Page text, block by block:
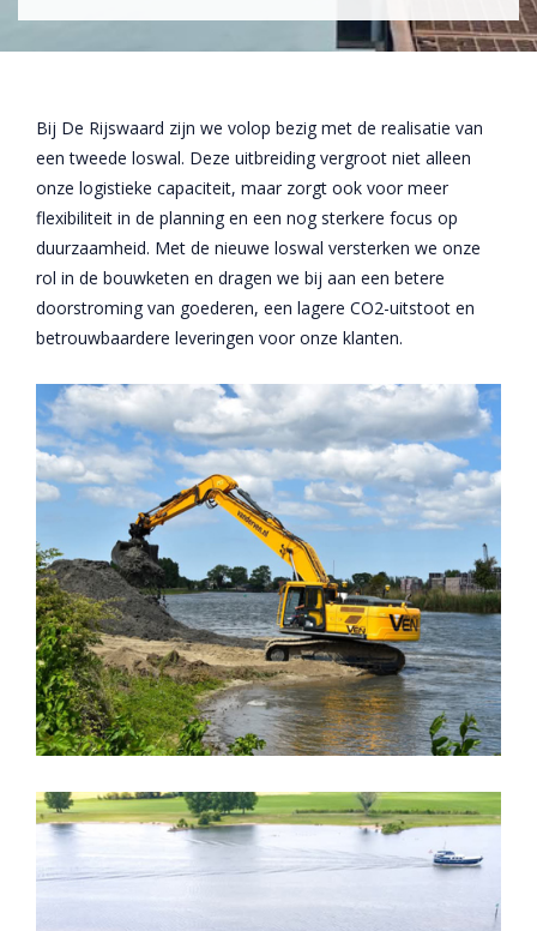
Bij De Rijswaard zijn we volop bezig met de realisatie van
een tweede loswal. Deze uitbreiding vergroot niet alleen
onze logistieke capaciteit, maar zorgt ook voor meer
flexibiliteit in de planning en een nog sterkere focus op
duurzaamheid. Met de nieuwe loswal versterken we onze
rol in de bouwketen en dragen we bij aan een betere
doorstroming van goederen, een lagere CO2-uitstoot en
betrouwbaardere leveringen voor onze klanten.